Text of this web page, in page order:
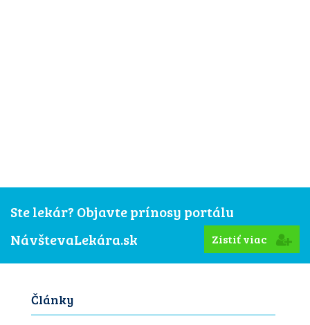
Ste lekár? Objavte prínosy portálu
NávštevaLekára.sk
Zistiť viac
Články